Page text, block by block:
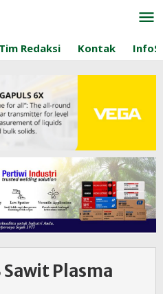
Tim Redaksi Kontak
Sawit Plasma